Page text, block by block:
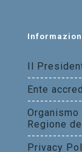
Il
Ente
Regione
Privacy